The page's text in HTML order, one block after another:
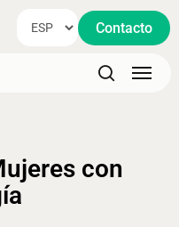
Contacto
search
Menu
con